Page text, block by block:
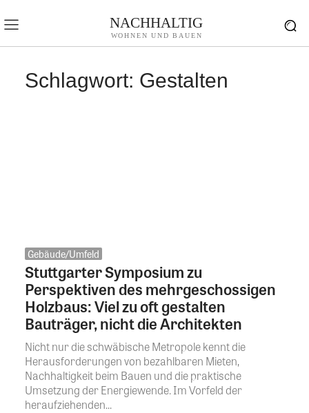
NACHHALTIG
WOHNEN UND BAUEN
Schlagwort: Gestalten
Gebäude/Umfeld
Stuttgarter Symposium zu
Perspektiven des mehrgeschossigen
Holzbaus: Viel zu oft gestalten
Bauträger, nicht die Architekten
Nicht nur die schwäbische Metropole kennt die
Herausforderungen von bezahlbaren Mieten,
Nachhaltigkeit beim Bauen und die praktische
Umsetzung der Energiewende. Im Vorfeld der
heraufziehenden...